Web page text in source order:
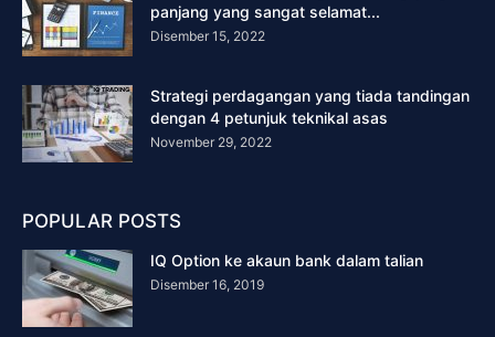
panjang yang sangat selamat...
Disember 15, 2022
Strategi perdagangan yang tiada tandingan
dengan 4 petunjuk teknikal asas
November 29, 2022
POPULAR POSTS
IQ Option ke akaun bank dalam talian
Disember 16, 2019